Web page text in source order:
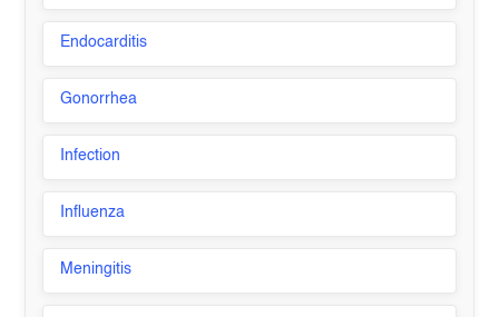
Endocarditis
Gonorrhea
Infection
Influenza
Meningitis